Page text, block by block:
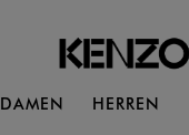
DAMEN HERREN